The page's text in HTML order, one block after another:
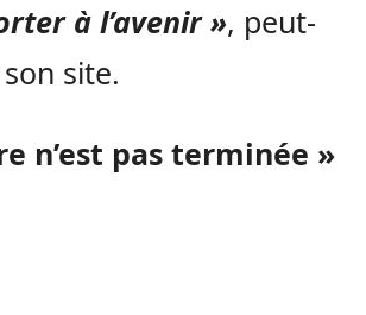
à l’avenir », peut-
site.
n’est pas terminée »